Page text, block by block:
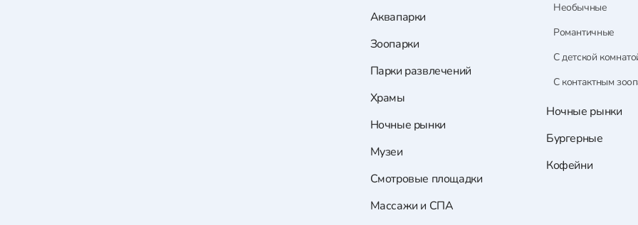
Аквапарки
Зоопарки
Парки развлечений
Храмы
Ночные рынки
Музеи
Смотровые площадки
Массажи и СПА
Необычные
Романтичные
С детской
С контактным
Ночные рынки
Бургерные
Кофейни